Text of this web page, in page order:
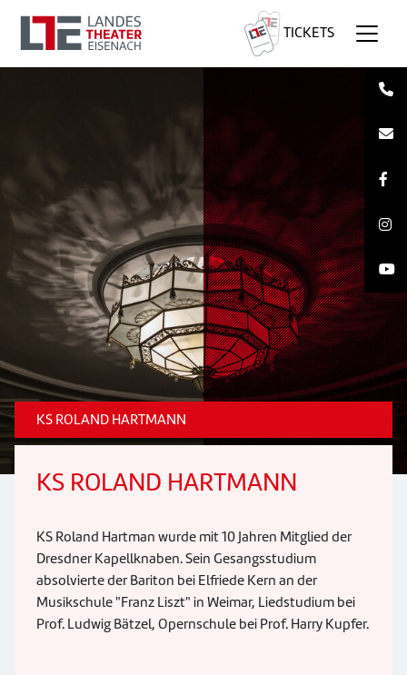
TICKETS
KS ROLAND HARTMANN
KS ROLAND HARTMANN
KS Roland Hartman wurde mit 10 Jahren Mitglied der
Dresdner Kapellknaben. Sein Gesangsstudium
absolvierte der Bariton bei Elfriede Kern an der
Musikschule "Franz Liszt" in Weimar, Liedstudium bei
Prof. Ludwig Bätzel, Opernschule bei Prof. Harry Kupfer.